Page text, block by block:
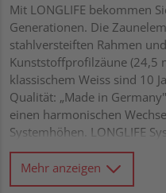
Mit LONGLIFE bekommen
Generationen. Die
stahlversteiften Rahmen
Kunststoffprofilzäune (24,5
klassischem Weiss sind 10
Qualität: „Made in
einen harmonischen
Systemhöhen. LONGLIFE
Fenster-Kunststoff, weiß
geheftet und untereinander
40 mm
Mehr anzeigen